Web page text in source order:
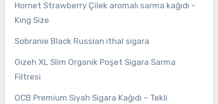
Hornet Strawberry Çilek aromalı sarma kağıdı –
King Size
Sobranie Black Russian ithal sigara
Gizeh XL Slim Organik Poşet Sigara Sarma
Filtresi
OCB Premium Siyah Sigara Kağıdı – Tekli